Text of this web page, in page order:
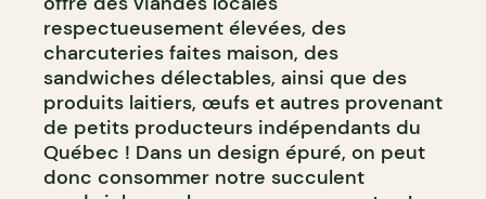
respectueusement élevées, des
charcuteries faites maison, des
sandwiches délectables, ainsi que des
produits laitiers, œufs et autres provenant
de petits producteurs indépendants du
Québec ! Dans un design épuré, on peut
donc consommer notre succulent